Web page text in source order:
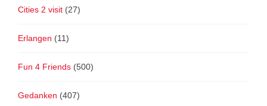
Cities 2 visit (27)
Erlangen (11)
Fun 4 Friends (500)
Gedanken (407)